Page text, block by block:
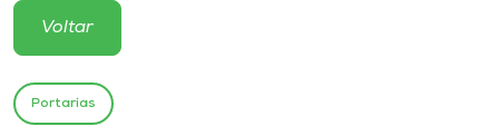
Portal de Ensino
Voltar
Portarias